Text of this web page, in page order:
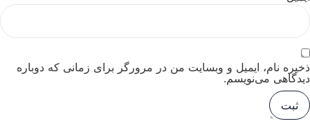
ذخیره نام، ایمیل و وبسایت من در مرورگر برای زمانی که دوباره
دیدگاهی می‌نویسم.